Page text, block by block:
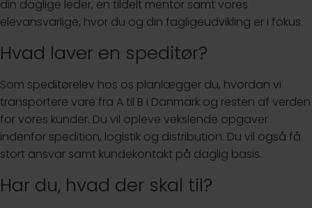
din daglige leder, en tildelt mentor samt vores
elevansvarlige, hvor du og din fagligeudvikling er i fokus.
Hvad laver en speditør?
Som speditørelev hos os planlægger du, hvordan vi
transportere vare fra A til B i Danmark og resten af verden
for vores kunder. Du vil opleve vekslende opgaver
indenfor spedition, logistik og distribution. Du vil også få
stort ansvar samt kundekontakt på daglig basis.
Har du, hvad der skal til?